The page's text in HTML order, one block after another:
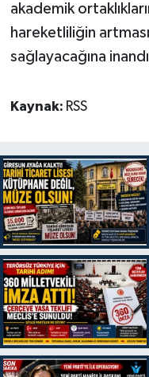
akademik
hareketliliğin
sağlayacağına
Kaynak: RSS